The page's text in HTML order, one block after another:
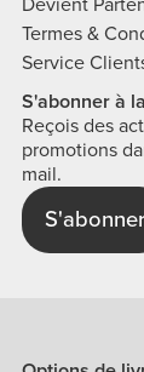
Termes &
Service
S'abonner à
Reçois des
promotions
mail.
S'abonner